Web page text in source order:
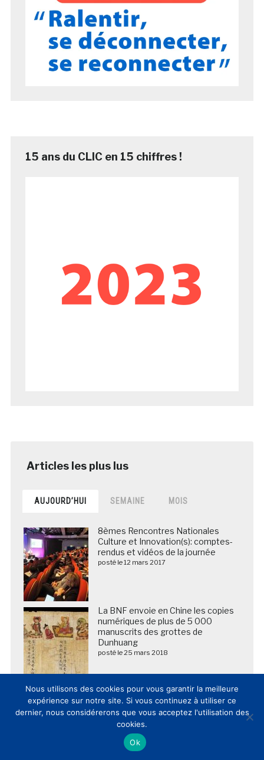
15 ans du CLIC en 15 chiffres !
AUJOURD’HUI SEMAINE MOIS
8èmes Rencontres Nationales
Culture et Innovation(s): comptes-
rendus et vidéos de la journée
posté le 12 mars 2017
La BNF envoie en Chine les copies
numériques de plus de 5 000
manuscrits des grottes de
Dunhuang
posté le 25 mars 2018
L’innovation dans les musées et
lieux de patrimoine en France et
dans le Monde: cahier des
tendances 2014
posté le 13 février 2015
Nous utilisons des cookies pour vous garantir la meilleure
expérience sur notre site. Si vous continuez à utiliser ce
dernier, nous considérerons que vous acceptez l'utilisation des
cookies.
Ok